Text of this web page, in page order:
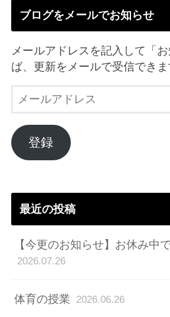
ブログをメールでお知らせ
メールアドレスを記入して「
ば、更新をメールで受信できま
ル
ア
ド
登録
最近の投稿
【今更のお知らせ】お休み中
2026.07.26
体育の授業 2026.06.26